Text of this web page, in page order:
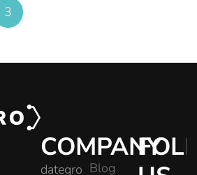
3
COMPANY
dategro Blog